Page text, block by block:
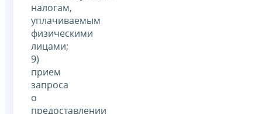
налогам,
уплачиваемым
физическими
лицами;
9)
прием
запроса
о
предоставлении